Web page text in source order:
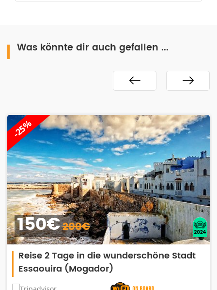
Was könnte dir auch gefallen ...
-25%
150€200€
Reise 2 Tage in die wunderschöne Stadt
Essaouira (Mogador)